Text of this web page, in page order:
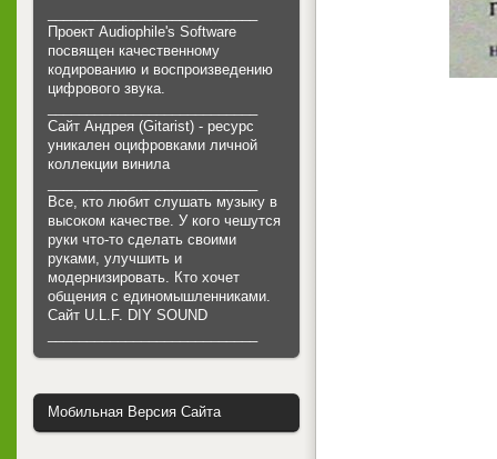
Проект Audiophile's Software
посвящен качественному
кодированию и воспроизведению
цифрового звука.
Сайт Андрея (Gitarist) - ресурс
уникален оцифровками личной
коллекции винила
Все, кто любит слушать музыку в
высоком качестве. У кого чешутся
руки что-то сделать своими
руками, улучшить и
модернизировать. Кто хочет
общения с единомышленниками.
Cайт U.L.F. DIY SOUND
Мобильная Версия Сайта